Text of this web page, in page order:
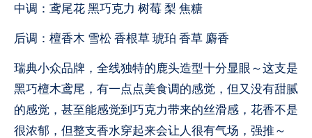
中调：鸢尾花 黑巧克力 树莓 梨 焦糖
后调：檀香木 雪松 香根草 琥珀 香草 麝香
瑞典小众品牌，全线独特的鹿头造型十分显眼～这支是
黑巧檀木鸢尾，有一点点美食调的感觉，但又没有甜腻
的感觉，甚至能感觉到巧克力带来的丝滑感，花香不是
很浓郁，但整支香水穿起来会让人很有气场，强推～